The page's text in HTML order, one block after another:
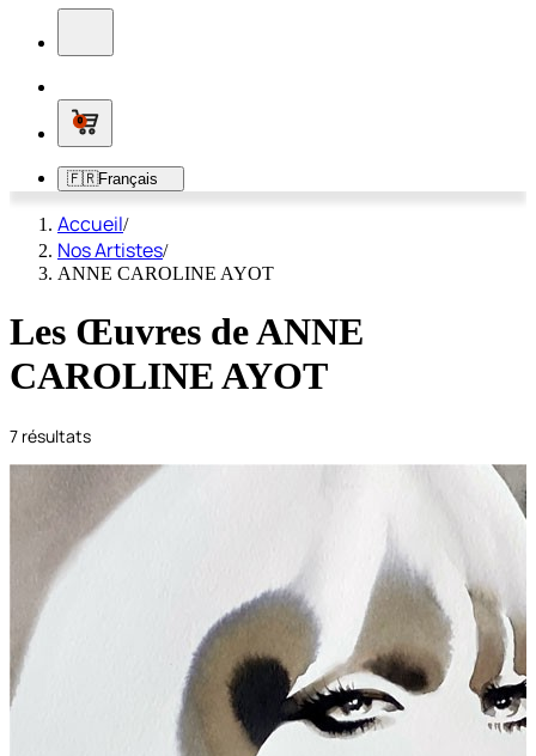
0
🇫🇷Français
Accueil/
Nos Artistes/
ANNE CAROLINE AYOT
Les Œuvres deANNE
CAROLINE AYOT
7 résultats